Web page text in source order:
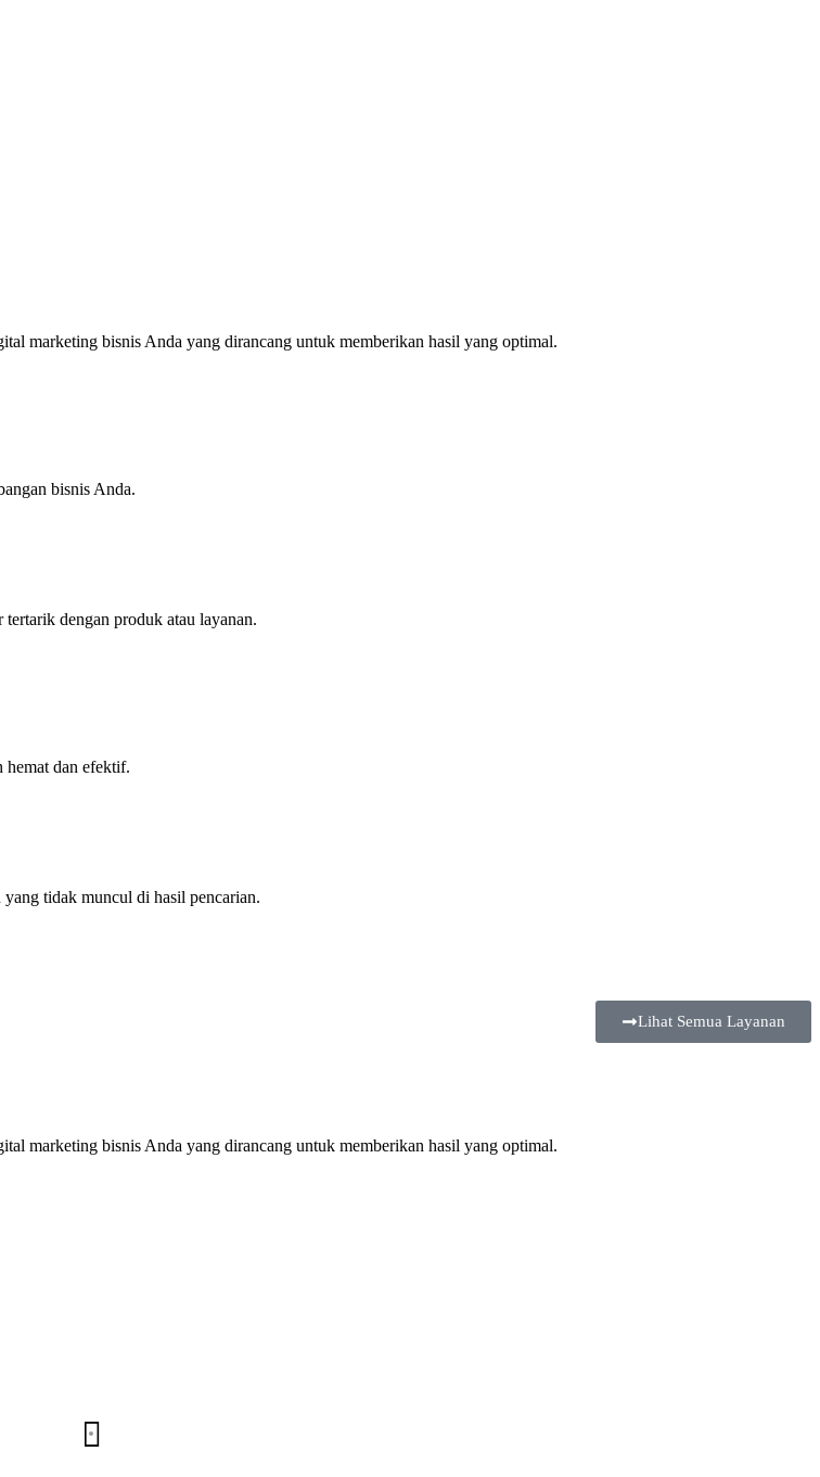
marketing bisnis Anda yang dirancang untuk memberikan hasil yang optimal.
bisnis Anda.
dengan produk atau layanan.
hemat dan efektif.
tidak muncul di hasil pencarian.
Lihat Semua Layanan
marketing bisnis Anda yang dirancang untuk memberikan hasil yang optimal.